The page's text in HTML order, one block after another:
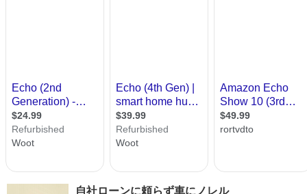
自社ローンに頼らず車にノレル